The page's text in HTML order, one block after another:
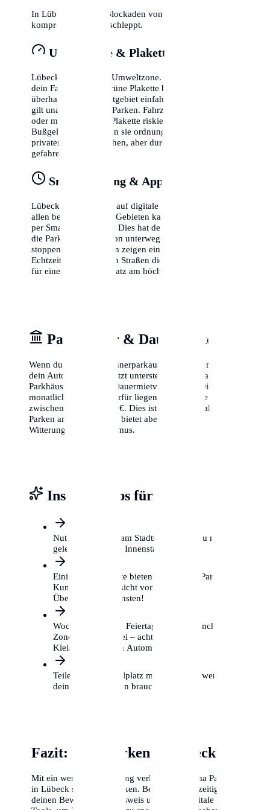
In Lübeck wird bei Blockaden von Rettungswegen
kompromisslos abgeschleppt.
Umweltzone & Plakette
Lübeck liegt in einer Umweltzone. Das bedeutet, dass
dein Fahrzeug eine grüne Plakette benötigt, um
überhaupt in das Stadtgebiet einfahren zu dürfen. Dies
gilt unabhängig vom Parken. Fahrzeuge ohne Plakette
oder mit gelber/roter Plakette riskieren hohe
Bußgelder, selbst wenn sie ordnungsgemäß auf einem
privaten Parkplatz stehen, aber durch die Zone
gefahren sind.
Smart Parking & Apps
Lübeck setzt verstärkt auf digitale Lösungen. In fast
allen bewirtschafteten Gebieten kannst du dein Ticket
per Smartphone lösen. Dies hat den Vorteil, dass du
die Parkzeit flexibel von unterwegs verlängern oder
stoppen kannst. Zudem zeigen einige Apps bereits in
Echtzeit an, in welchen Straßen die Wahrscheinlichkeit
für einen freien Parkplatz am höchsten ist.
Parkhäuser & Dauerparken
Wenn du keinen Bewohnerparkausweis bekommst oder
dein Auto lieber geschützt unterstellst, bieten zahlreiche
Parkhäuser in Lübeck Dauermietverträge an. Die
monatlichen Kosten hierfür liegen je nach Lage
zwischen 80 € und 200 €. Dies ist zwar teurer als das
Parken am Straßenrand, bietet aber Schutz vor
Witterung und Vandalismus.
Insider-Tipps für Lübeck
Nutze P+R Plätze am Stadtrand, wenn du nur
gelegentlich in die Innenstadt musst.
Einige Supermärkte bieten kostenloses Parken für
Kunden, aber Vorsicht vor privaten
Überwachungsdiensten!
Wochenenden und Feiertage sind in manchen
Zonen gebührenfrei – achte auf das
Kleingedruckte am Automaten.
Teile dir einen Stellplatz mit Nachbarn, wenn du
dein Auto nur selten brauchst.
Fazit: Klug parken in Lübeck
Mit ein wenig Vorbereitung verliert das Thema Parken
in Lübeck seinen Schrecken. Beantrage frühzeitig
deinen Bewohnerparkausweis und nutze digitale